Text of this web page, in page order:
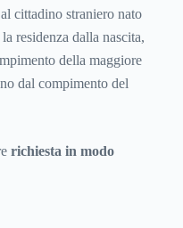
cittadino straniero nato
residenza dalla nascita,
della maggiore
dal compimento del
richiesta in modo